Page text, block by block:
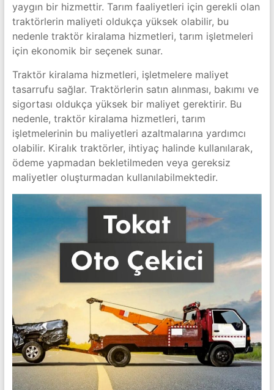
yaygın bir hizmettir. Tarım faaliyetleri için gerekli olan
traktörlerin maliyeti oldukça yüksek olabilir, bu
nedenle traktör kiralama hizmetleri, tarım işletmeleri
için ekonomik bir seçenek sunar.
Traktör kiralama hizmetleri, işletmelere maliyet
tasarrufu sağlar. Traktörlerin satın alınması, bakımı ve
sigortası oldukça yüksek bir maliyet gerektirir. Bu
nedenle, traktör kiralama hizmetleri, tarım
işletmelerinin bu maliyetleri azaltmalarına yardımcı
olabilir. Kiralık traktörler, ihtiyaç halinde kullanılarak,
ödeme yapmadan bekletilmeden veya gereksiz
maliyetler oluşturmadan kullanılabilmektedir.